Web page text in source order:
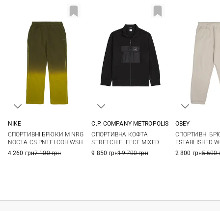
XL
NIKE
СПОРТИВНІ БРЮКИ M NRG
NOCTA CS PNTFLCOH WSH
4 260 грн7 100 грн
C.P. COMPANY METROPOLIS
СПОРТИВНА КОФТА
STRETCH FLEECE MIXED
9 850 грн19 700 грн
XXL
OBEY
СПОРТИВНІ
ESTABLISHED
2 800 грн5 600